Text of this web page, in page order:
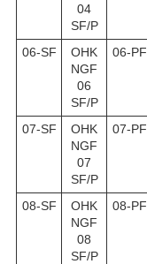
04
SF/P
06-SF
OHK
NGF
06
SF/P
06-PF
07-SF
OHK
NGF
07
SF/P
07-PF
08-SF
OHK
NGF
08
SF/P
08-PF